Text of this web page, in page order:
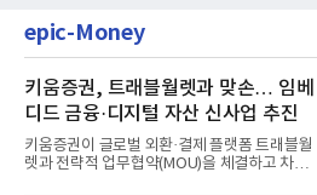
epic-Money
키움증권, 트래블월렛과 맞손… 임베
디드 금융·디지털 자산 신사업 추진
키움증권이 글로벌 외환·결제 플랫폼 트래블월
렛과 전략적 업무협약(MOU)을 체결하고 차세